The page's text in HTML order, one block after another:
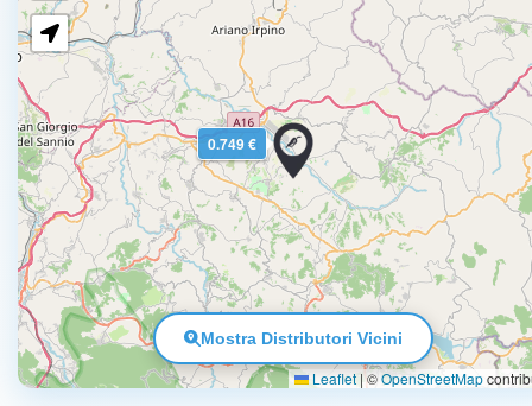
0.749 €
Leaflet |©OpenStreetMap
Mostra Distributori Vicini